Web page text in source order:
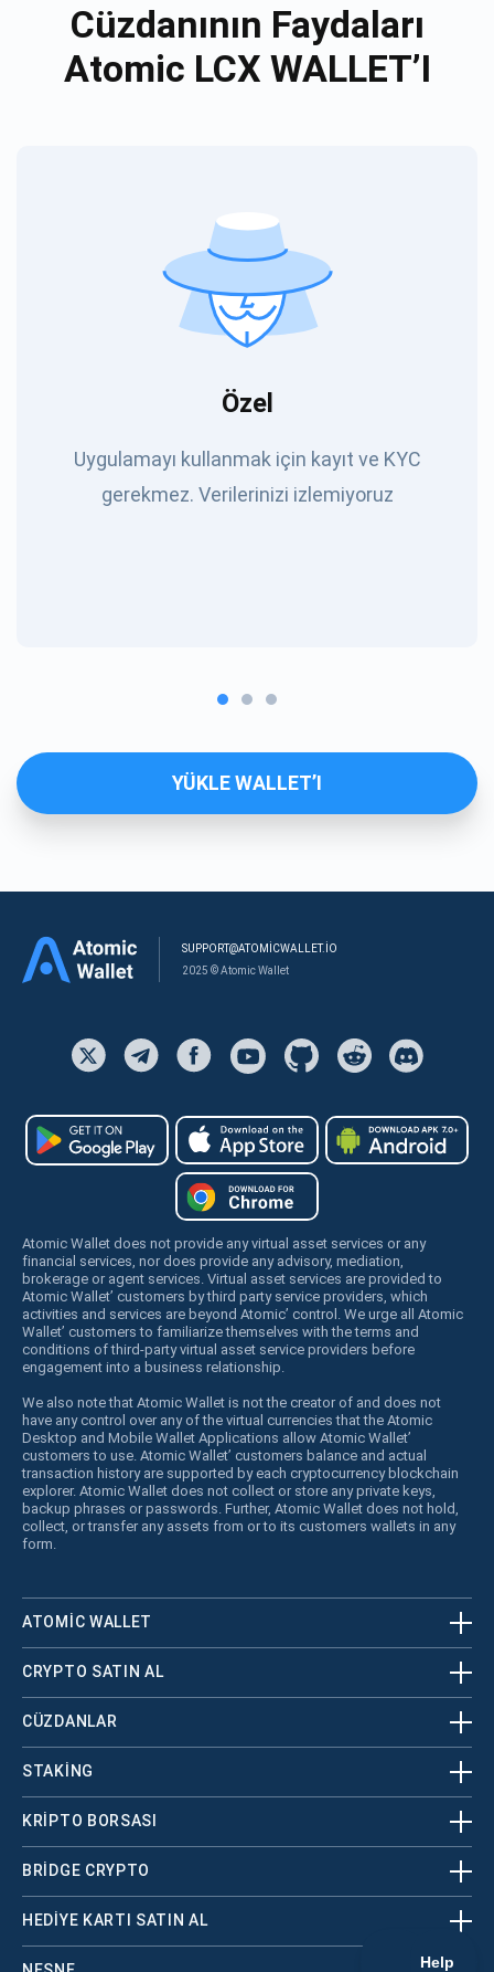
Cüzdanının Faydaları
Atomic LCX WALLET’I
Özel
Uygulamayı kullanmak için kayıt ve KYC
gerekmez. Verilerinizi izlemiyoruz
YÜKLE WALLET’I
SUPPORT@ATOMICWALLET.IO
2025 © Atomic Wallet
Atomic Wallet does not provide any virtual asset services or any
financial services, nor does provide any advisory, mediation,
brokerage or agent services. Virtual asset services are provided to
Atomic Wallet’ customers by third party service providers, which
activities and services are beyond Atomic’ control. We urge all Atomic
Wallet’ customers to familiarize themselves with the terms and
conditions of third-party virtual asset service providers before
engagement into a business relationship.
We also note that Atomic Wallet is not the creator of and does not
have any control over any of the virtual currencies that the Atomic
Desktop and Mobile Wallet Applications allow Atomic Wallet’
customers to use. Atomic Wallet’ customers balance and actual
transaction history are supported by each cryptocurrency blockchain
explorer. Atomic Wallet does not collect or store any private keys,
backup phrases or passwords. Further, Atomic Wallet does not hold,
collect, or transfer any assets from or to its customers wallets in any
form.
ATOMIC WALLET
CRYPTO SATIN AL
CÜZDANLAR
STAKING
KRİPTO BORSASI
BRIDGE CRYPTO
HEDIYE KARTI SATIN AL